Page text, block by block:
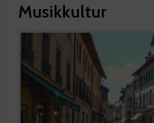
Musikkultur